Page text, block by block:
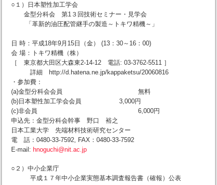
○１）日本塑性加工学会
金型分科会 第1３回技術セミナー・見学会
「革新的油圧配管継手の製造～トキワ精機～」
日 時：平成18年9月15日（金） (13：30～16：00)
会 場：トキワ精機（株）
［ 東京都大田区大森東2-14-12 電話: 03-3762-5511 ］
詳細 http://d.hatena.ne.jp/kappaketsu/20060816
・参加費：
(a)金型分科会会員 無料
(b)日本塑性加工学会会員 3,000円
(c)非会員 6,000円
申込先：金型分科会幹事 野口 裕之
日本工業大学 先端材料技術研究センター
電 話：0480-33-7592, FAX：0480-33-7592
E-mail: hnoguchi@nit.ac.jp
○２）中小企業庁
平成１７年中小企業実態基本調査報告書（確報）公表